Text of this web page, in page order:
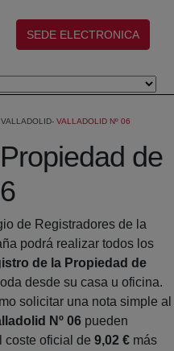
(abre en nueva ventana)
SEDE ELECTRONICA
VALLADOLID VALLADOLID Nº 06
de
de Registradores de la
podrá realizar todos los
de la Propiedad de
desde su casa u oficina.
solicitar una nota simple al
Nº 06 pueden
coste oficial de 9,02 € más